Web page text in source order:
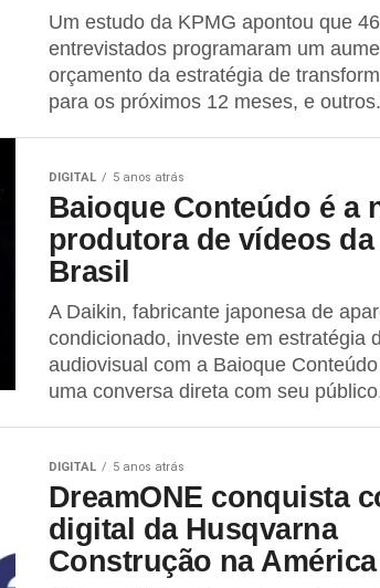
Um estudo da KPMG apontou que
entrevistados programaram um
orçamento da estratégia de
para os próximos 12 meses, e
DIGITAL 5 anos atrás
Baioque Conteúdo é a
produtora de vídeos
Brasil
A Daikin, fabricante japonesa de
condicionado, investe em estratégia
audiovisual com a Baioque
uma conversa direta com seu
DIGITAL 5 anos atrás
DreamONE conquista
digital da Husqvarna
Construção na